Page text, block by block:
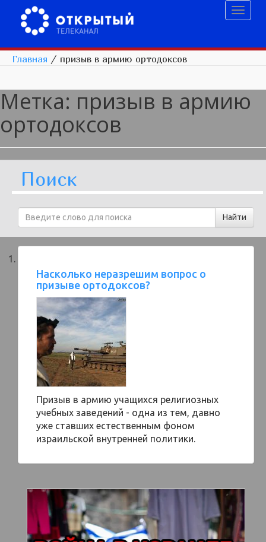
Главная / призыв в армию ортодоксов
Метка: призыв в армию
ортодоксов
Поиск
Насколько неразрешим вопрос о
призыве ортодоксов?
Призыв в армию учащихся религиозных
учебных заведений - одна из тем, давно
уже ставших естественным фоном
израильской внутренней политики.